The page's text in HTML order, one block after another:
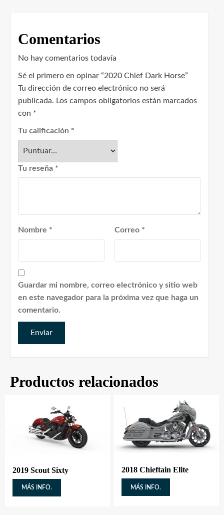
Comentarios
No hay comentarios todavía
Sé el primero en opinar “2020 Chief Dark Horse”
Tu dirección de correo electrónico no será
publicada. Los campos obligatorios están marcados
con *
Tu calificación *
Tu reseña *
Nombre * Correo *
Guardar mi nombre, correo electrónico y sitio web
en este navegador para la próxima vez que haga un
comentario.
Productos relacionados
2019 Scout Sixty
MÁS INFO.
2018 Chieftain Elite
MÁS INFO.